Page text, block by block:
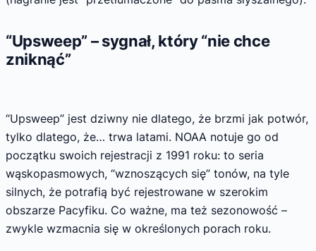
“Upsweep” – sygnał, który “nie chce
zniknąć”
“Upsweep” jest dziwny nie dlatego, że brzmi jak potwór,
tylko dlatego, że… trwa latami. NOAA notuje go od
początku swoich rejestracji z 1991 roku: to seria
wąskopasmowych, “wznoszących się” tonów, na tyle
silnych, że potrafią być rejestrowane w szerokim
obszarze Pacyfiku. Co ważne, ma też sezonowość –
zwykle wzmacnia się w określonych porach roku.